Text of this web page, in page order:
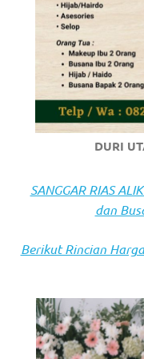
https://
anchor
https://
check
here
https://
visit
DURI
SANGGAR RIAS
dan
Berikut Rincian